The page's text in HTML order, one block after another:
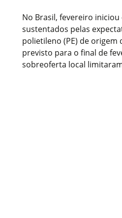
No Brasil, fevereiro
sustentados pelas
polietileno (PE) de origem
previsto para o final de
sobreoferta local